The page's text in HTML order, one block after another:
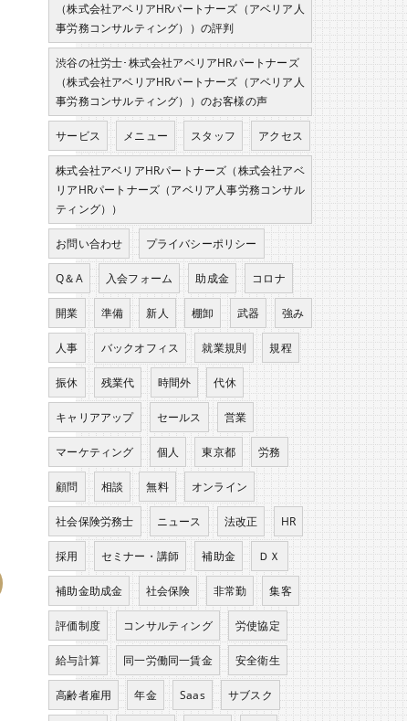
（株式会社アベリアHRパートナーズ（アベリア人
事労務コンサルティング））の評判
渋谷の社労士･株式会社アベリアHRパートナーズ
（株式会社アベリアHRパートナーズ（アベリア人
事労務コンサルティング））のお客様の声
サービス メニュー スタッフ アクセス
株式会社アベリアHRパートナーズ（株式会社アベ
リアHRパートナーズ（アベリア人事労務コンサル
ティング））
お問い合わせ プライバシーポリシー
Q＆A 入会フォーム 助成金 コロナ
開業 準備 新人 棚卸 武器 強み
人事 バックオフィス 就業規則 規程
振休 残業代 時間外 代休
キャリアアップ セールス 営業
マーケティング 個人 東京都 労務
顧問 相談 無料 オンライン
社会保険労務士 ニュース 法改正 HR
採用 セミナー・講師 補助金 ＤＸ
補助金助成金 社会保険 非常勤 集客
評価制度 コンサルティング 労使協定
給与計算 同一労働同一賃金 安全衛生
高齢者雇用 年金 Saas サブスク